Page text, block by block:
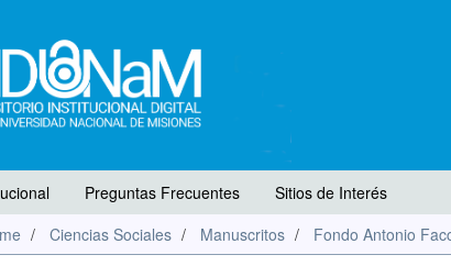
Preguntas Frecuentes
Sitios de Interés
Ciencias Sociales Manuscritos Fondo Antonio